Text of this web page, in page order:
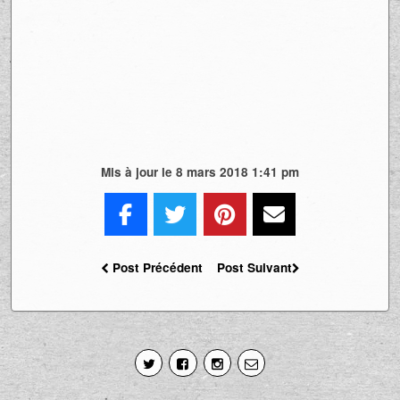
Mis à jour le 8 mars 2018 1:41 pm
Post Précédent Post Suivant